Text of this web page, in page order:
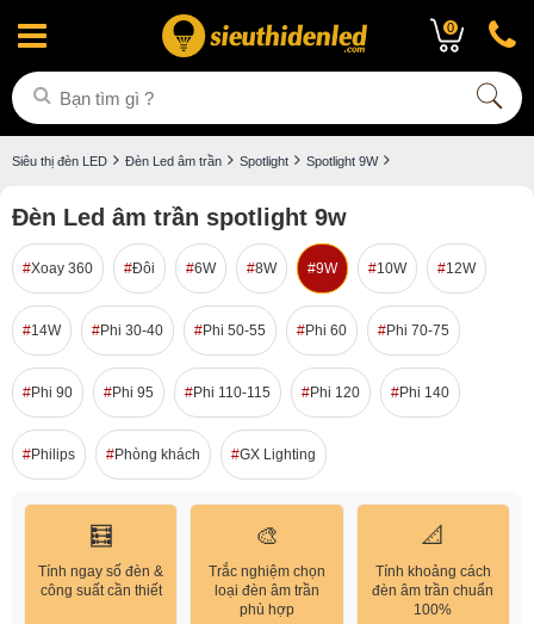
0
Siêu thị đèn LED Đèn Led âm trần Spotlight Spotlight 9W
Đèn Led âm trần spotlight 9w
Xoay 360 Đôi 6W 8W 9W 10W 12W
14W Phi 30-40 Phi 50-55 Phi 60 Phi 70-75
Phi 90 Phi 95 Phi 110-115 Phi 120 Phi 140
Philips Phòng khách GX Lighting
🧮
Tính ngay số đèn &
công suất cần thiết
🎨
Trắc nghiệm chọn
loại đèn âm trần
phù hợp
📐
Tính khoảng cách
đèn âm trần chuẩn
100%